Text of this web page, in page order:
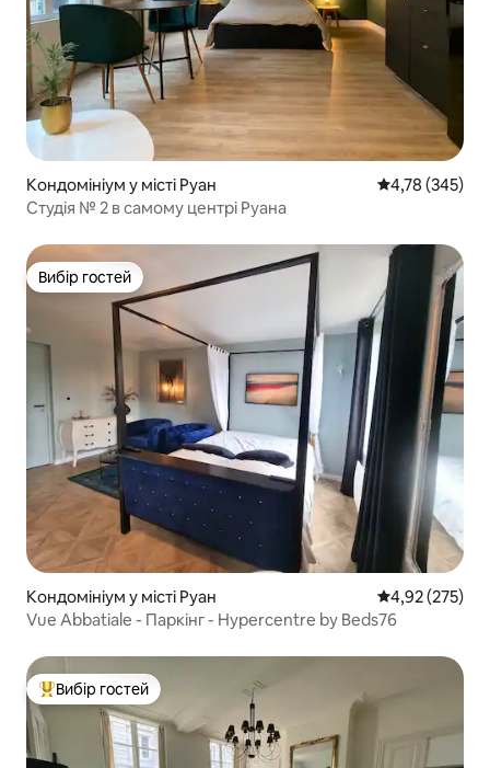
Кондомініум у місті Руан Середня
4,78 (345)
Студія № 2 в самому центрі Руана
Вибір гостей
Вибір гостей
Кондомініум у місті Руан Середня
4,92 (275)
Vue Abbatiale - Паркінг - Hypercentre by Beds76
Топ вибір гостей
Вибір гостей